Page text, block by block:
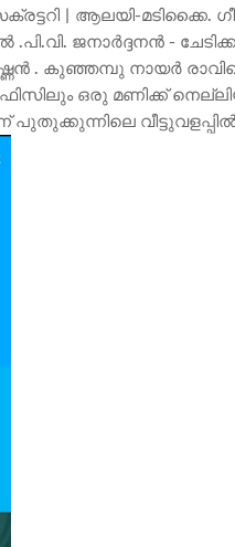
| ആലയി-മടിക്കൈ.
ജനാർദ്ദനൻ -
. കുഞ്ഞമ്പു നായർ
ഒരു മണിക്ക്
വീട്ടുവളപ്പിൽ